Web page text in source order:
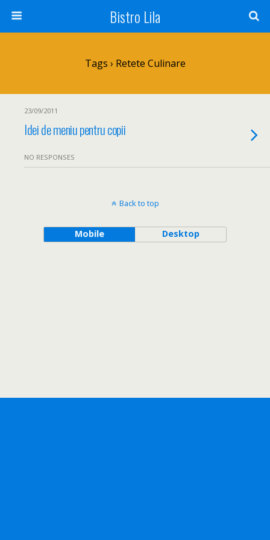
Bistro Lila
Tags › Retete Culinare
23/09/2011
Idei de meniu pentru copii
NO RESPONSES
Back to top
Mobile Desktop